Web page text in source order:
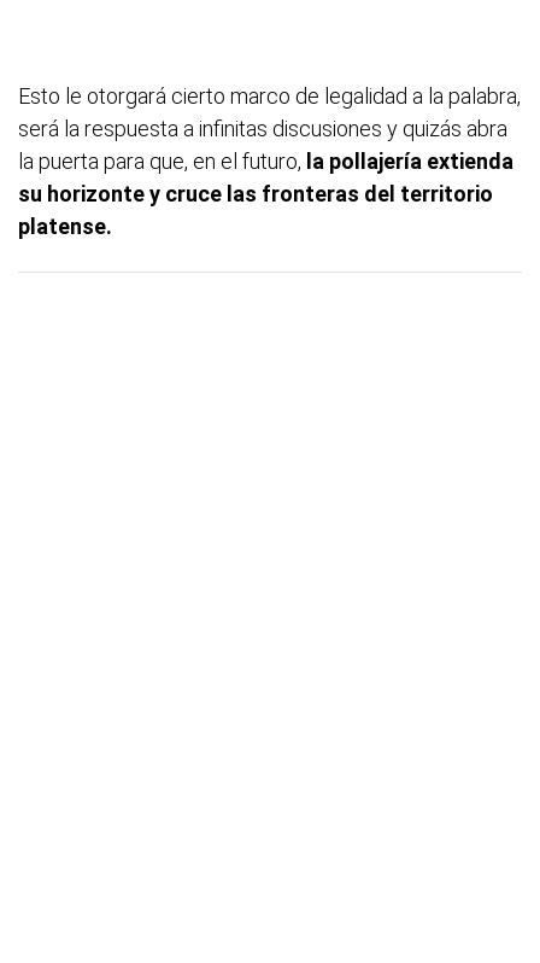
Esto le otorgará cierto marco de legalidad a la palabra,
será la respuesta a infinitas discusiones y quizás abra
la puerta para que, en el futuro, la pollajería extienda
su horizonte y cruce las fronteras del territorio
platense.